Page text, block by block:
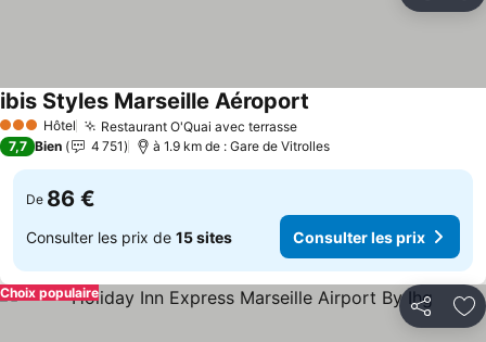
3 ÉtoilesHôtel Restaurant O'Quai avec terrasseConsulter les prix
ibis Styles Marseille Aéroport
7,7 Bien 4 751 à 1.9 km de : Gare de Vitrolles
De 86 €
Consulter les prix de 15 sites Consulter les prix
Partager
Choix populaire